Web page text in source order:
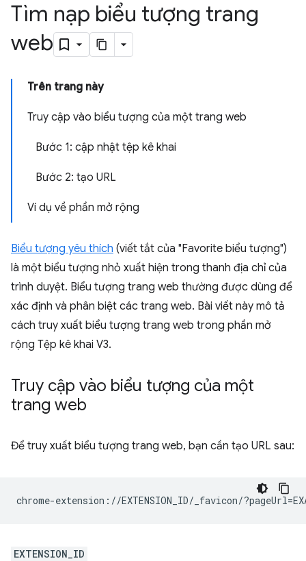
Tìm nạp biểu tượng trang
web
Trên trang này
Truy cập vào biểu tượng của một trang web
Bước 1: cập nhật tệp kê khai
Bước 2: tạo URL
Ví dụ về phần mở rộng
Biểu tượng yêu thích (viết tắt của "Favorite biểu tượng")
là một biểu tượng nhỏ xuất hiện trong thanh địa chỉ của
trình duyệt. Biểu tượng trang web thường được dùng để
xác định và phân biệt các trang web. Bài viết này mô tả
cách truy xuất biểu tượng trang web trong phần mở
rộng Tệp kê khai V3.
Truy cập vào biểu tượng của một
trang web
Để truy xuất biểu tượng trang web, bạn cần tạo URL sau:
EXTENSION_ID